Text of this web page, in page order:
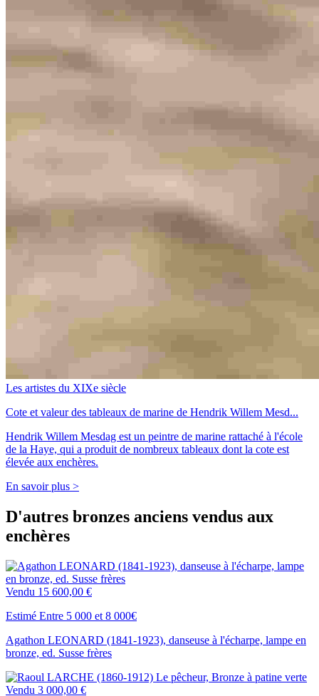
Les artistes du XIXe siècle
Cote et valeur des tableaux de marine de Hendrik Willem Mesd...
Hendrik Willem Mesdag est un peintre de marine rattaché à l'école
de la Haye, qui a produit de nombreux tableaux dont la cote est
élevée aux enchères.
En savoir plus >
D'autres bronzes anciens vendus aux
enchères
Vendu 15 600,00 €
Estimé Entre 5 000 et 8 000€
Agathon LEONARD (1841-1923), danseuse à l'écharpe, lampe en
bronze, ed. Susse frères
Vendu 3 000,00 €